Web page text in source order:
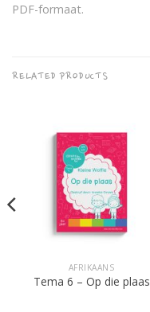
PDF-formaat.
RELATED PRODUCTS
AFRIKAANS
Tema 6 – Op die plaas